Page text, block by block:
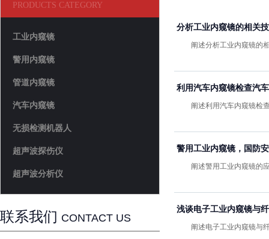
PRODUCTS CATEGORY
工业内窥镜
警用内窥镜
管道内窥镜
汽车内窥镜
无损检测机器人
超声波探伤仪
超声波分析仪
联系我们 CONTACT US
分析工业内窥镜的相关
阐述分析工业内窥镜的相
利用汽车内窥镜检查汽
阐述利用汽车内窥镜检查
警用工业内窥镜，国防
阐述警用工业内窥镜的应
浅谈电子工业内窥镜与
阐述电子工业内窥镜与纤